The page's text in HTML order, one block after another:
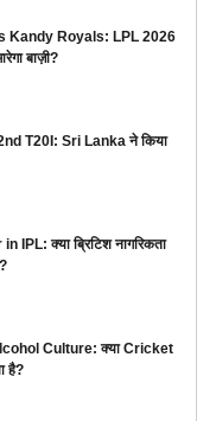
Kandy Royals: LPL 2026
बाज़ी?
T20I: Sri Lanka ने किया
IPL: क्या ब्रिटिश नागरिकता
Culture: क्या Cricket
है?